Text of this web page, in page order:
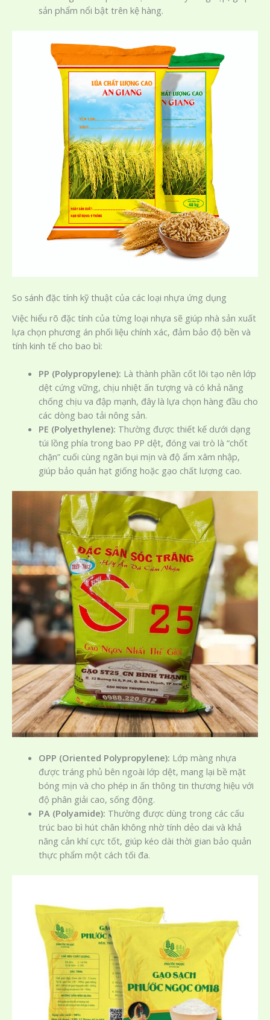
sản phẩm nổi bật trên kệ hàng.
So sánh đặc tính kỹ thuật của các loại nhựa ứng dụng
Việc hiểu rõ đặc tính của từng loại nhựa sẽ giúp nhà sản xuất
lựa chọn phương án phối liệu chính xác, đảm bảo độ bền và
tính kinh tế cho bao bì:
PP (Polypropylene): Là thành phần cốt lõi tạo nên lớp
dệt cứng vững, chịu nhiệt ấn tượng và có khả năng
chống chịu va đập mạnh, đây là lựa chọn hàng đầu cho
các dòng bao tải nông sản.
PE (Polyethylene): Thường được thiết kế dưới dạng
túi lồng phía trong bao PP dệt, đóng vai trò là “chốt
chặn” cuối cùng ngăn bụi mịn và độ ẩm xâm nhập,
giúp bảo quản hạt giống hoặc gạo chất lượng cao.
OPP (Oriented Polypropylene): Lớp màng nhựa
được tráng phủ bên ngoài lớp dệt, mang lại bề mặt
bóng mịn và cho phép in ấn thông tin thương hiệu với
độ phân giải cao, sống động.
PA (Polyamide): Thường được dùng trong các cấu
trúc bao bì hút chân không nhờ tính dẻo dai và khả
năng cản khí cực tốt, giúp kéo dài thời gian bảo quản
thực phẩm một cách tối đa.